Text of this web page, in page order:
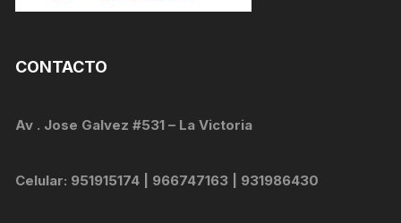
CONTACTO
Av . Jose Galvez #531 – La Victoria
Celular: 951915174 | 966747163 | 931986430